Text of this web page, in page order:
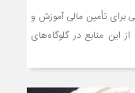
برای تأمین مالی آموزش‌ و
این منابع در گلوگاه‌های